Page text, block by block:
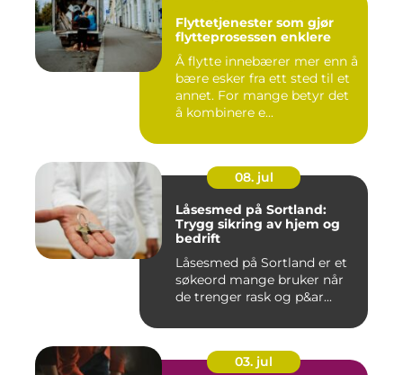
Flyttetjenester som gjør
flytteprosessen enklere
Å flytte innebærer mer enn å
bære esker fra ett sted til et
annet. For mange betyr det
å kombinere e...
08. jul
Låsesmed på Sortland:
Trygg sikring av hjem og
bedrift
Låsesmed på Sortland er et
søkeord mange bruker når
de trenger rask og p&ar...
03. jul